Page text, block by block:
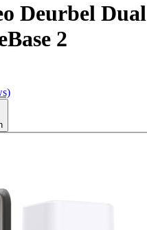
Deurbel
2